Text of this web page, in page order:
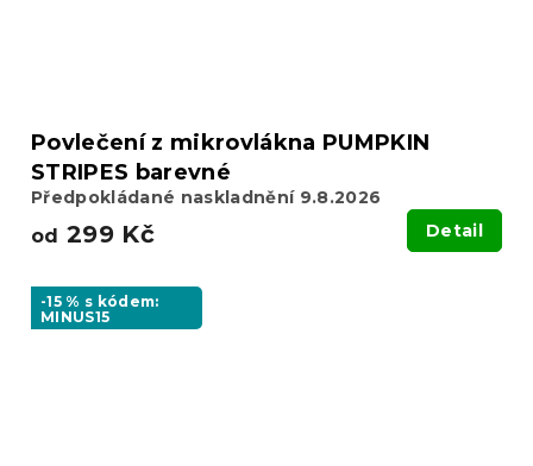
Povlečení z mikrovlákna PUMPKIN
STRIPES barevné
Předpokládané naskladnění 9.8.2026
od 299 Kč Detail
-15 % s kódem:
MINUS15